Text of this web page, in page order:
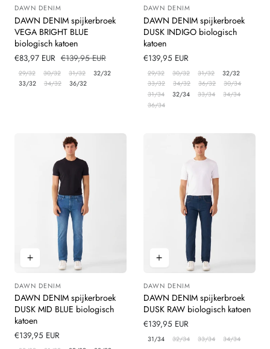
Leverancier:
DAWN DENIM
DAWN DENIM spijkerbroek
VEGA BRIGHT BLUE
biologisch katoen
Verkoopprijs
€83,97 EUR Normale
prijs
€139,95 EUR
29/32 30/32 31/32
32/32
33/32
34/32 36/32
Leverancier:
DAWN DENIM
DAWN DENIM spijkerbroek
DUSK INDIGO biologisch
katoen
Normale
prijs
€139,95 EUR
29/32 30/32 31/32
32/32
33/32
34/32 36/32
30/34
31/34
32/34 33/34
34/34
36/34
Leverancier:
DAWN DENIM
DAWN DENIM spijkerbroek
DUSK MID BLUE biologisch
katoen
Normale
€139,95 EUR
Leverancier:
DAWN DENIM
DAWN DENIM spijkerbroek
DUSK RAW biologisch katoen
Normale
prijs
€139,95 EUR
31/34 32/34 33/34 34/34